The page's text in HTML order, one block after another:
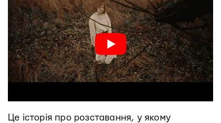
Це історія про розставання, у якому